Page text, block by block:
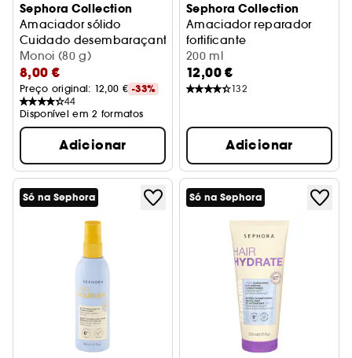
Sephora Collection
Amaciador sólido
Cuidado desembaraçante
Monoi (80 g)
8,00 €
Preço original: 12,00 € -33%
44
Disponível em 2 formatos
Adicionar
Sephora Collection
Amaciador reparador
fortificante
Produto reparador
200 ml
12,00 €
132
Adicionar
Só na Sephora Só na Sephora